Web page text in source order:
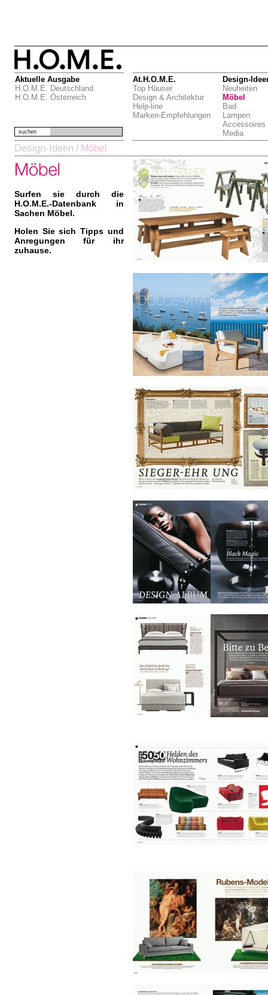
Aktuelle Ausgabe
H.O.M.E. Deutschland
H.O.M.E. Österreich
At.H.O.M.E.
Top Häuser
Design & Architektur
Help-line
Marken-Empfehlungen
Design-
Neuheiten
Möbel
Bad
Lampen
Accessoires
Media
suchen
Design-Ideen / Möbel
Surfen sie durch die
H.O.M.E.-Datenbank in
Sachen Möbel.
Holen Sie sich Tipps und
Anregungen für ihr
zuhause.